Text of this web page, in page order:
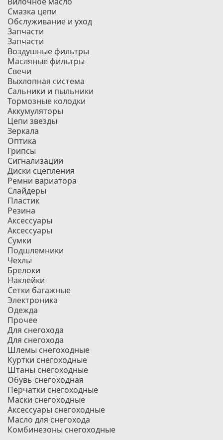
Смазка цепи
Обслуживание и уход
Запчасти
Запчасти
Воздушные фильтры
Масляные фильтры
Свечи
Выхлопная система
Сальники и пыльники
Тормозные колодки
Аккумуляторы
Цепи звезды
Зеркала
Оптика
Грипсы
Сигнализации
Диски сцепления
Ремни вариатора
Слайдеры
Пластик
Резина
Аксессуары
Аксессуары
Сумки
Подшлемники
Чехлы
Брелоки
Наклейки
Сетки багажные
Электроника
Одежда
Прочее
Для снегохода
Для снегохода
Шлемы снегоходные
Куртки снегоходные
Штаны снегоходные
Обувь снегоходная
Перчатки снегоходные
Маски снегоходные
Аксессуары снегоходные
Масло для снегохода
Комбинезоны снегоходные